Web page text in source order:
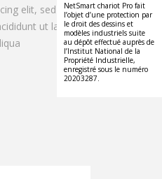
NetSmart chariot Pro fait
l’objet d’une protection par
le droit des dessins et
modèles industriels suite
au dépôt effectué auprès de
l’Institut National de la
Propriété Industrielle,
enregistré sous le numéro
20203287.
elit, sed do
ut labore